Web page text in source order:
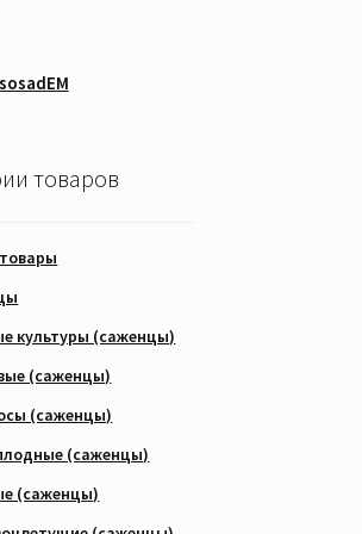
товаров
культуры (саженцы)
(саженцы)
(саженцы)
(саженцы)
(саженцы)